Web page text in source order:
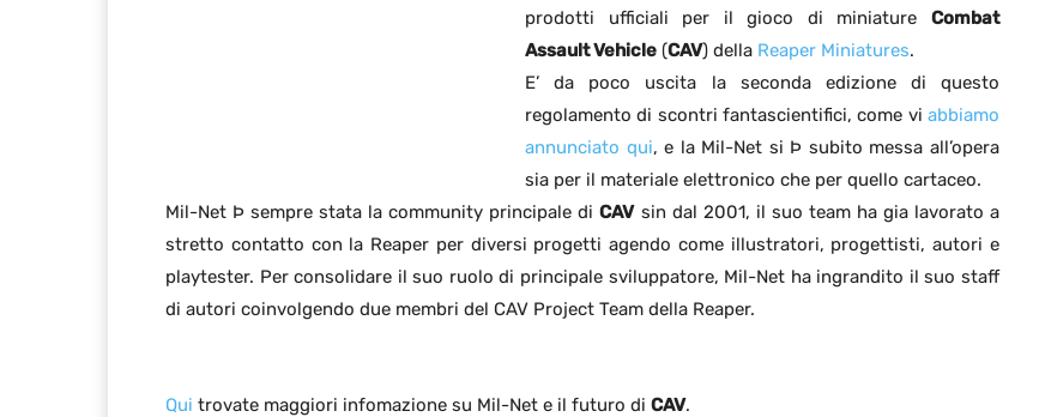
prodotti ufficiali per il gioco di miniature Combat
Assault Vehicle (CAV) della Reaper Miniatures.
E’ da poco uscita la seconda edizione di questo
regolamento di scontri fantascientifici, come vi abbiamo
annunciato qui, e la Mil-Net si Þ subito messa all’opera
sia per il materiale elettronico che per quello cartaceo.
Mil-Net Þ sempre stata la community principale diCAVsin dal 2001, il suo team ha gia lavorato a
stretto contatto con la Reaper per diversi progetti agendo come illustratori, progettisti, autori e
playtester. Per consolidare il suo ruolo di principale sviluppatore, Mil-Net ha ingrandito il suo staff
di autori coinvolgendo due membri del CAV Project Team della Reaper.
Qui trovate maggiori infomazione su Mil-Net e il futuro di CAV.